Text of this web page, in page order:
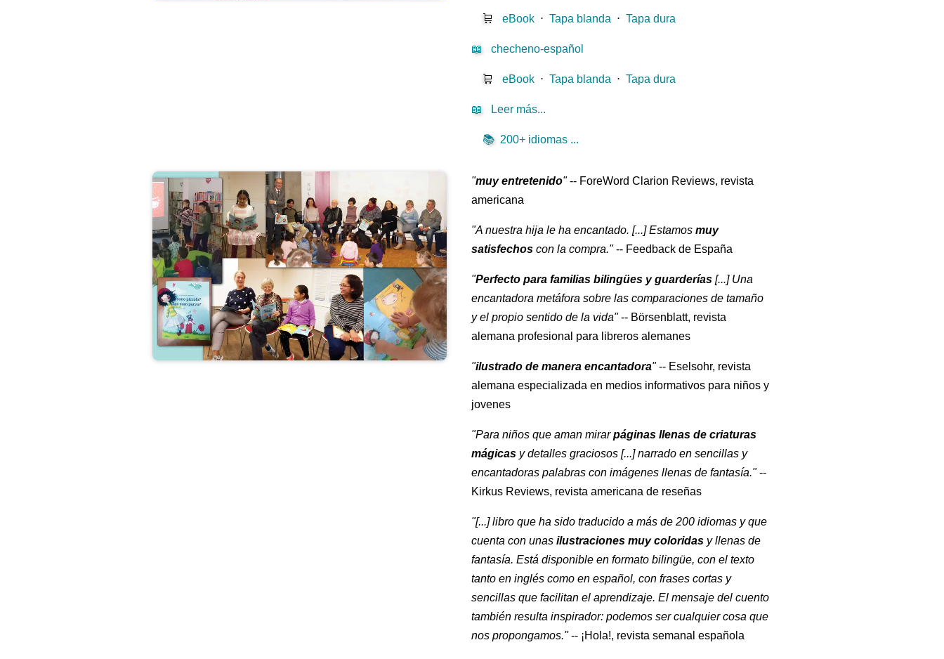
🛒 eBook ⋅Tapa blanda ⋅Tapa dura
📖 checheno-español
🛒 eBook ⋅Tapa blanda ⋅Tapa dura
📖 Leer más...
📚 200+ idiomas ...
"muy entretenido"-- ForeWord Clarion Reviews, revista
americana
"A nuestra hija le ha encantado. [...] Estamosmuy
satisfechos con la compra."-- Feedback de España
"Perfecto para familias bilingües y guarderías [...] Una
encantadora metáfora sobre las comparaciones de tamaño
y el propio sentido de la vida"-- Börsenblatt, revista
alemana profesional para libreros alemanes
"ilustrado de manera encantadora"-- Eselsohr, revista
alemana especializada en medios informativos para niños y
jovenes
"Para niños que aman mirarpáginas llenas de criaturas
mágicas y detalles graciosos [...] narrado en sencillas y
encantadoras palabras con imágenes llenas de fantasía."--
Kirkus Reviews, revista americana de reseñas
"[...] libro que ha sido traducido a más de 200 idiomas y que
cuenta con unasilustraciones muy coloridas y llenas de
fantasía. Está disponible en formato bilingüe, con el texto
tanto en inglés como en español, con frases cortas y
sencillas que facilitan el aprendizaje. El mensaje del cuento
también resulta inspirador: podemos ser cualquier cosa que
nos propongamos."-- ¡Hola!, revista semanal española